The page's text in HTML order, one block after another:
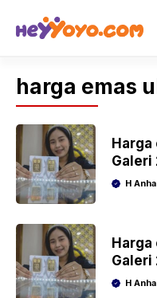
harga emas
Harga
Galeri
Jumat
H
Harga
Galeri
Jumat
H